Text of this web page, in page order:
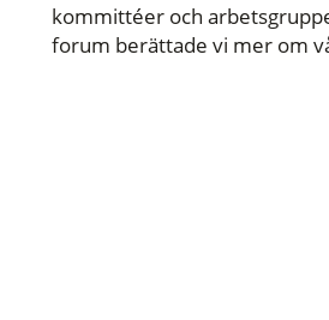
kommittéer och
forum berättade vi mer om